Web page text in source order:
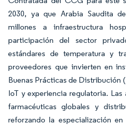
2030, ya que Arabia Saudita
millones a infraestructura
participación del sector
estándares de temperatura y
proveedores que invierten en
Buenas Prácticas de Distribución
IoT y experiencia regulatoria.
farmacéuticas globales y
reforzando la especialización